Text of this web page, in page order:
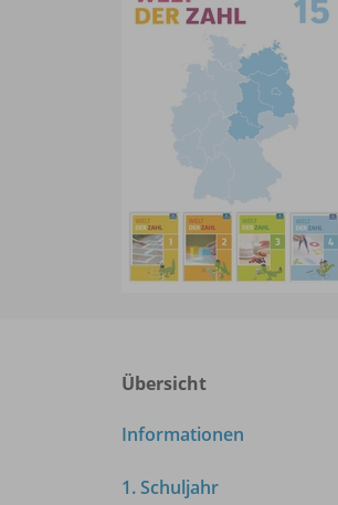
Übersicht
Informationen
1. Schuljahr